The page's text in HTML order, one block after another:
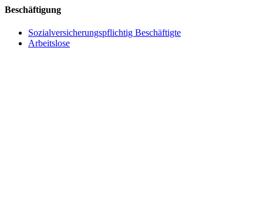
Beschäftigung
Sozialversicherungspflichtig Beschäftigte
Arbeitslose